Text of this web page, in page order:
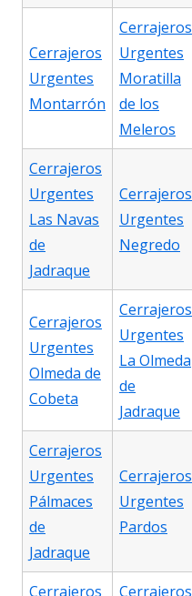
Cerrajeros
Urgentes
Montarrón
Cerrajeros
Urgentes
Moratilla
de los
Meleros
Cerrajeros
Urgentes
Las Navas
de
Jadraque
Cerrajeros
Urgentes
Negredo
Cerrajeros
Urgentes
Olmeda de
Cobeta
Cerrajeros
Urgentes
La Olmeda
de
Jadraque
Cerrajeros
Urgentes
Pálmaces
de
Jadraque
Cerrajeros
Urgentes
Pardos
Cerrajeros Cerrajeros